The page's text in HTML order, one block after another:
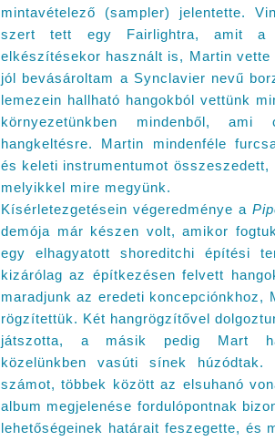
mintavételező (sampler) jelentette.
szert tett egy Fairlightra, amit a
elkészítésekor használt is, Martin
jól bevásároltam a Synclavier nevű
lemezein hallható hangokból vettünk
környezetünkben mindenből,
hangkeltésre. Martin mindenféle
és keleti instrumentumot
melyikkel mire megyünk.
Kísérletezgetésein végeredménye a
demója már készen volt, amikor
egy elhagyatott shoreditchi építési
kizárólag az építkezésen felvett
maradjunk az eredeti koncepciónkhoz,
rögzítettük. Két hangrögzítővel
játszotta, a másik pedig Mart
közelünkben vasúti sínek
számot, többek között az elsuhanó
album megjelenése fordulópontnak
lehetőségeinek határait feszegette, és